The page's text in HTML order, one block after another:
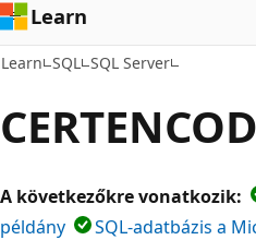
Learn
Learn SQL SQL Server
A következőkre vonatkozik:
példány
SQL-adatbázis a